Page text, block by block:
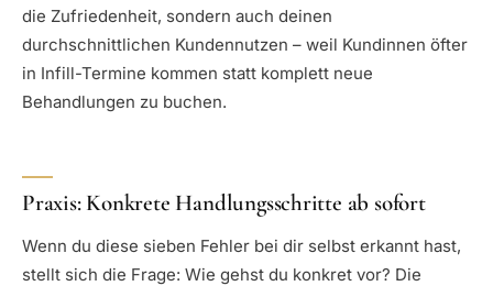
die Zufriedenheit, sondern auch deinen
durchschnittlichen Kundennutzen – weil Kundinnen öfter
in Infill-Termine kommen statt komplett neue
Behandlungen zu buchen.
Praxis: Konkrete Handlungsschritte ab sofort
Wenn du diese sieben Fehler bei dir selbst erkannt hast,
stellt sich die Frage: Wie gehst du konkret vor? Die